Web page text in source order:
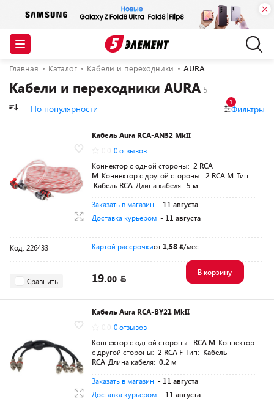
Главная Каталог Кабели и переходники AURA
Кабели и переходники AURA
По популярности Фильтры
1
Кабель Aura RCA-AN52 MkII
0 отзывов
Коннектор с одной стороны: 2 RCA
M Коннектор с другой стороны: 2 RCA M Тип:
Кабель RCA Длина кабеля: 5 м
Заказать в магазин - 11 августа
Доставка курьером - 11 августа
Код: 226433 Картой рассрочкиот 1,58 /мес
Сравнить 19.00
В корзину
Кабель Aura RCA-BY21 MkII
0 отзывов
Коннектор с одной стороны: RCA M Коннектор
с другой стороны: 2 RCA F Тип: Кабель
RCA Длина кабеля: 0.2 м
Заказать в магазин - 11 августа
Доставка курьером - 11 августа